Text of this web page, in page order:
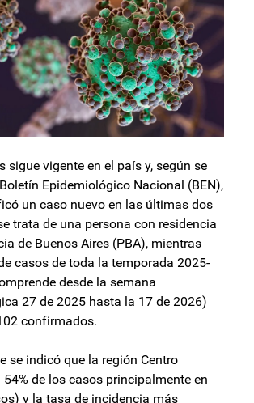
sigue vigente en el país y, según se
Epidemiológico Nacional (BEN),
un caso nuevo en las últimas dos
trata de una persona con residencia
de Buenos Aires (PBA), mientras
casos de toda la temporada 2025-
desde la semana
27 de 2025 hasta la 17 de 2026)
confirmados.
se indicó que la región Centro
de los casos principalmente en
y la tasa de incidencia más